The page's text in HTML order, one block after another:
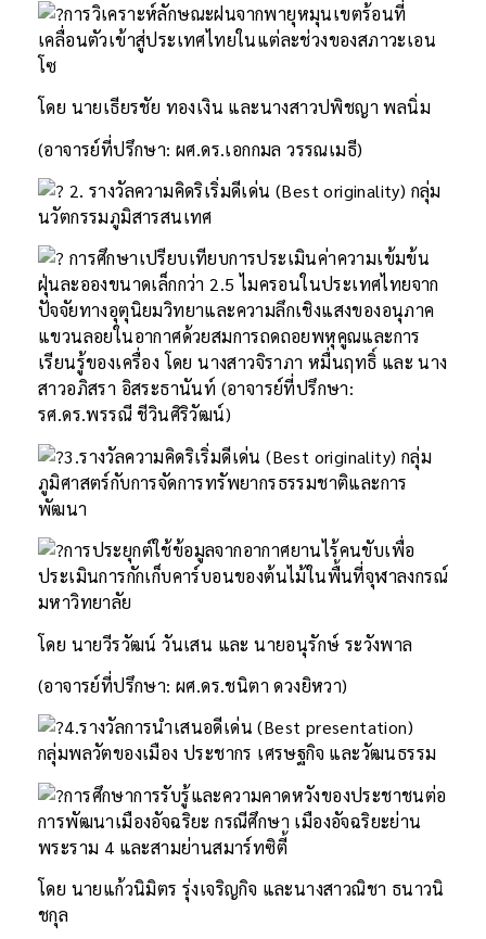
การวิเคราะห์ลักษณะฝนจากพายุหมุนเขตร้อนที่
เคลื่อนตัวเข้าสู่ประเทศไทยในแต่ละช่วงของสภาวะเอน
โซ
โดย นายเธียรชัย ทองเงิน และนางสาวปพิชญา พลนิ่ม
(อาจารย์ที่ปรึกษา: ผศ.ดร.เอกกมล วรรณเมธี)
2. รางวัลความคิดริเริ่มดีเด่น (Best originality) กลุ่ม
นวัตกรรมภูมิสารสนเทศ
การศึกษาเปรียบเทียบการประเมินค่าความเข้มข้น
ฝุ่นละอองขนาดเล็กกว่า 2.5 ไมครอนในประเทศไทยจาก
ปัจจัยทางอุตุนิยมวิทยาและความลึกเชิงแสงของอนุภาค
แขวนลอยในอากาศด้วยสมการถดถอยพหุคูณและการ
เรียนรู้ของเครื่อง โดย นางสาวจิราภา หมื่นฤทธิ์ และ นาง
สาวอภิสรา อิสระธานันท์ (อาจารย์ที่ปรึกษา:
รศ.ดร.พรรณี ชีวินศิริวัฒน์)
3.รางวัลความคิดริเริ่มดีเด่น (Best originality) กลุ่ม
ภูมิศาสตร์กับการจัดการทรัพยากรธรรมชาติและการ
พัฒนา
การประยุกต์ใช้ข้อมูลจากอากาศยานไร้คนขับเพื่อ
ประเมินการกักเก็บคาร์บอนของต้นไม้ในพื้นที่จุฬาลงกรณ์
มหาวิทยาลัย
โดย นายวีรวัฒน์ วันเสน และ นายอนุรักษ์ ระวังพาล
(อาจารย์ที่ปรึกษา: ผศ.ดร.ชนิตา ดวงยิหวา)
4.รางวัลการนำเสนอดีเด่น (Best presentation)
กลุ่มพลวัตของเมือง ประชากร เศรษฐกิจ และวัฒนธรรม
การศึกษาการรับรู้และความคาดหวังของประชาชนต่อ
การพัฒนาเมืองอัจฉริยะ กรณีศึกษา เมืองอัจฉริยะย่าน
พระราม 4 และสามย่านสมาร์ทซิตี้
โดย นายแก้วนิมิตร รุ่งเจริญกิจ และนางสาวณิชา ธนาวนิ
ชกุล